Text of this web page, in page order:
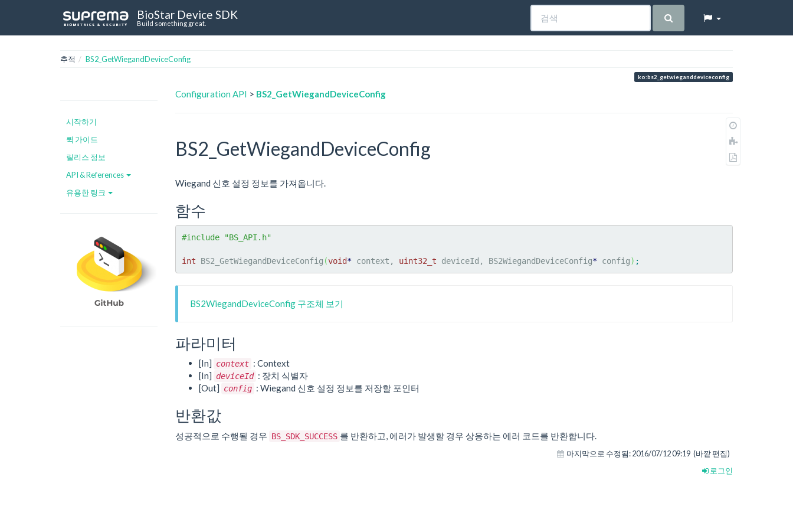
BioStar Device SDK
Build something great.
추적 BS2_GetWiegandDeviceConfig
ko:bs2_getwieganddeviceconfig
시작하기
퀵 가이드
릴리스 정보
API & References
유용한 링크
Configuration API > BS2_GetWiegandDeviceConfig
BS2_GetWiegandDeviceConfig
Wiegand 신호 설정 정보를 가져옵니다.
함수
#include "BS_API.h"
int BS2_GetWiegandDeviceConfig (void* context, uint32_t deviceId, BS2WiegandDeviceConfig* config) ;
BS2WiegandDeviceConfig 구조체 보기
파라미터
[In] context : Context
[In] deviceId : 장치 식별자
[Out] config : Wiegand 신호 설정 정보를 저장할 포인터
반환값
성공적으로 수행될 경우 BS_SDK_SUCCESS 를 반환하고, 에러가 발생할 경우 상응하는 에러 코드를 반환합니다.
마지막으로 수정됨:2016/07/12 09:19 (바깥 편집)
로그인